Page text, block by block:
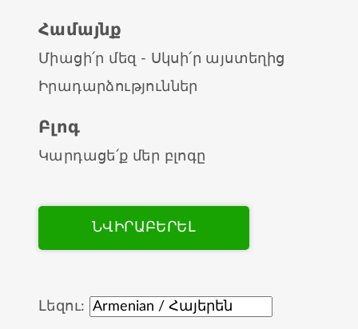
Համայնք
Միացի՛ր մեզ - Սկսի՛ր այստեղից
Իրադարձություններ
Բլոգ
Կարդացե՛ք մեր բլոգը
ՆՎԻՐԱԲԵՐԵԼ
Լեզու: